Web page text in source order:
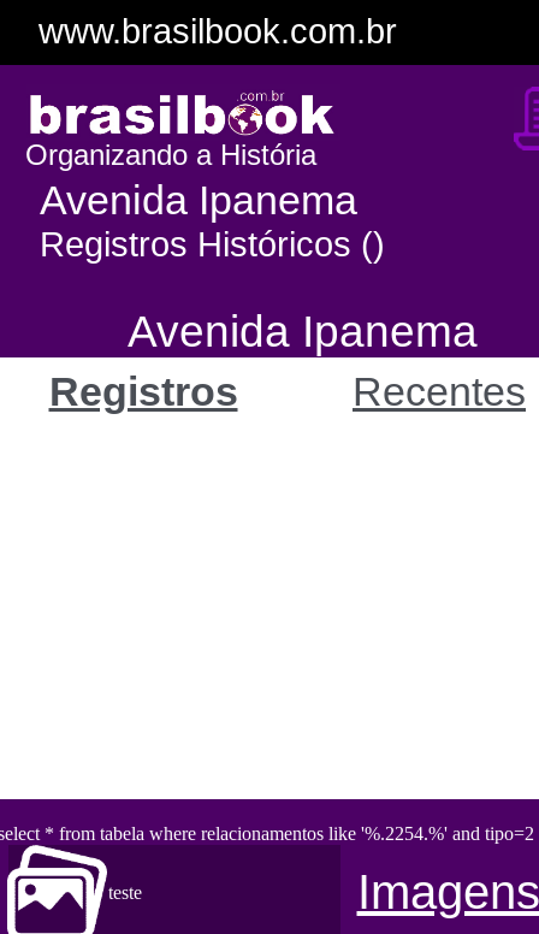
www.brasilbook.com.br
Organizando a História
Avenida Ipanema
Registros Históricos ()
Avenida Ipanema
Registros Recentes
* from tabela where relacionamentos like '%.2254.%' and tipo=2
teste